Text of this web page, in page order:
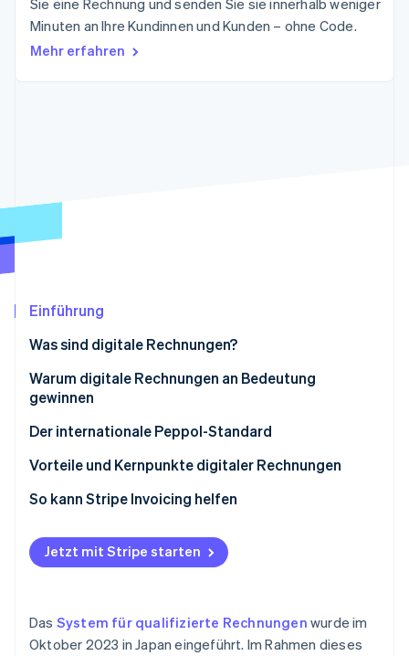
Betrugsprävention
Atlas
Start-up-Gründung
Climate
Ecosystem
Partner
Sie eine Rechnung und senden Sie sie innerhalb weniger
Minuten an Ihre Kundinnen und Kunden – ohne Code.
Mehr erfahren
Einführung
Was sind digitale Rechnungen?
Der Unterschied zwischen digitalen Rechnungen
und elektronischen Rechnungen
Warum digitale Rechnungen an Bedeutung
gewinnen
Der internationale Peppol-Standard
Vorteile und Kernpunkte digitaler Rechnungen
Vorteile
Kernpunkte
So kann Stripe Invoicing helfen
Jetzt mit Stripe starten
Das System für qualifizierte Rechnungen wurde im
Oktober 2023 in Japan eingeführt. Im Rahmen dieses